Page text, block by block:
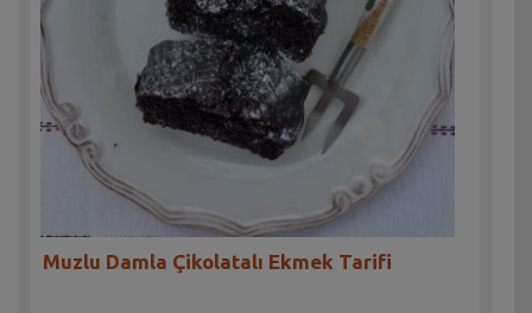
Muzlu Damla Çikolatalı Ekmek Tarifi